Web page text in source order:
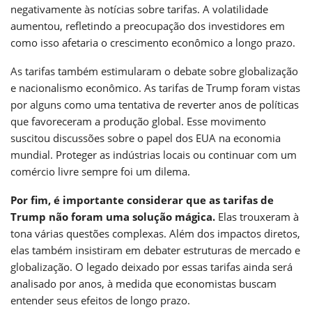
negativamente às notícias sobre tarifas. A volatilidade
aumentou, refletindo a preocupação dos investidores em
como isso afetaria o crescimento econômico a longo prazo.
As tarifas também estimularam o debate sobre globalização
e nacionalismo econômico. As tarifas de Trump foram vistas
por alguns como uma tentativa de reverter anos de políticas
que favoreceram a produção global. Esse movimento
suscitou discussões sobre o papel dos EUA na economia
mundial. Proteger as indústrias locais ou continuar com um
comércio livre sempre foi um dilema.
Por fim, é importante considerar que as tarifas de
Trump não foram uma solução mágica. Elas trouxeram à
tona várias questões complexas. Além dos impactos diretos,
elas também insistiram em debater estruturas de mercado e
globalização. O legado deixado por essas tarifas ainda será
analisado por anos, à medida que economistas buscam
entender seus efeitos de longo prazo.